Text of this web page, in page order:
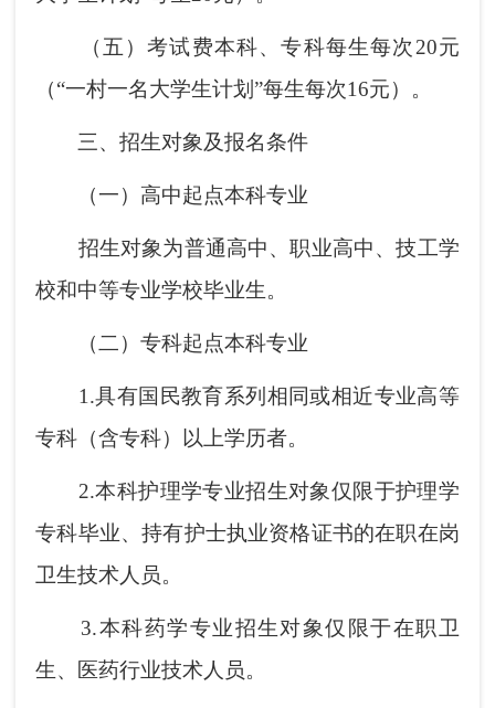
（五）考试费本科、专科每生每次20元
（“一村一名大学生计划”每生每次16元）。
三、招生对象及报名条件
（一）高中起点本科专业
招生对象为普通高中、职业高中、技工学
校和中等专业学校毕业生。
（二）专科起点本科专业
1.具有国民教育系列相同或相近专业高等
专科（含专科）以上学历者。
2.本科护理学专业招生对象仅限于护理学
专科毕业、持有护士执业资格证书的在职在岗
卫生技术人员。
3.本科药学专业招生对象仅限于在职卫
生、医药行业技术人员。